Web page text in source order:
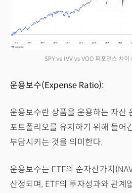
SPY vs IVV vs VOO 퍼포먼스 차이
운용보수(Expense Ratio):
운용보수란 상품을 운용하는 자산
포트폴리오를 유지하기 위해 들어
부담시키는 것을 의미한다.
운용보수는 ETF의 순자산가치
산정되며, ETF의 투자성과와 관계